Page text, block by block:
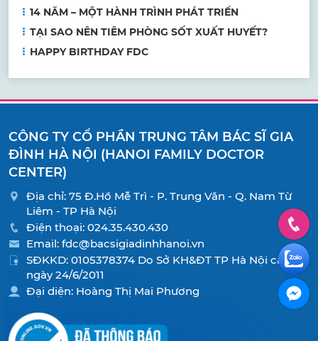
14 NĂM – MỘT HÀNH TRÌNH PHÁT TRIỂN
TẠI SAO NÊN TIÊM PHÒNG SỐT XUẤT HUYẾT?
HAPPY BIRTHDAY FDC
CÔNG TY CỔ PHẦN TRUNG TÂM BÁC SĨ GIA
ĐÌNH HÀ NỘI (HANOI FAMILY DOCTOR
CENTER)
Địa chỉ: 75 Đ.Hồ Mễ Trì - P. Trung Văn - Q. Nam Từ
Liêm - TP Hà Nội
Điện thoại: 024.35.430.430
Email: fdc@bacsigiadinhhanoi.vn
SĐKKD: 0105378374 Do Sở KH&ĐT TP Hà Nội cấp
ngày 24/6/2011
Đại diện: Hoàng Thị Mai Phương